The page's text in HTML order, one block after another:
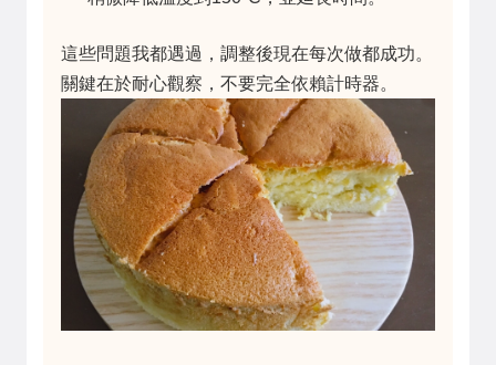
這些問題我都遇過，調整後現在每次做都成功。
關鍵在於耐心觀察，不要完全依賴計時器。